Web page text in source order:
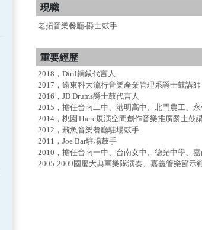
現職
老拓音樂餐廳-爵士鼓手
重要經歷
2018，Diril銅鈸代言人
2017，遠東科大流行音樂產業管理系爵士鼓講師
2016，JD Drums爵士鼓代言人
2015，擔任台南二中、港明高中、北門農工、
2014，桃園There展演空間創作音樂推廣爵士鼓
2012，飛魚音樂餐廳駐場鼓手
2011，Joe Bar駐場鼓手
2010，擔任台南一中、台南女中、德光中學、
2005-2009國慶大典軍樂隊演奏、嘉義管樂節